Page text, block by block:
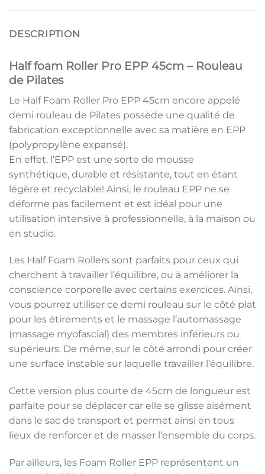
DESCRIPTION
Half foam Roller Pro EPP 45cm – Rouleau
de Pilates
Le Half Foam Roller Pro EPP 45cm encore appelé
demi rouleau de Pilates possède une qualité de
fabrication exceptionnelle avec sa matière en EPP
(polypropylène expansé).
En effet, l’EPP est une sorte de mousse
synthétique, durable et résistante, tout en étant
légère et recyclable! Ainsi, le rouleau EPP ne se
déforme pas facilement et est idéal pour une
utilisation intensive à professionnelle, à la maison ou
en studio.
Les Half Foam Rollers sont parfaits pour ceux qui
cherchent à travailler l’équilibre, ou à améliorer la
conscience corporelle avec certains exercices. Ainsi,
vous pourrez utiliser ce demi rouleau sur le côté plat
pour les étirements et le massage l’automassage
(massage myofascial) des membres inférieurs ou
supérieurs. De même, sur le côté arrondi pour créer
une surface instable sur laquelle travailler l’équilibre.
Cette version plus courte de 45cm de longueur est
parfaite pour se déplacer car elle se glisse aisément
dans le sac de transport et permet ainsi en tous
lieux de renforcer et de masser l’ensemble du corps.
Par ailleurs, les Foam Roller EPP représentent un